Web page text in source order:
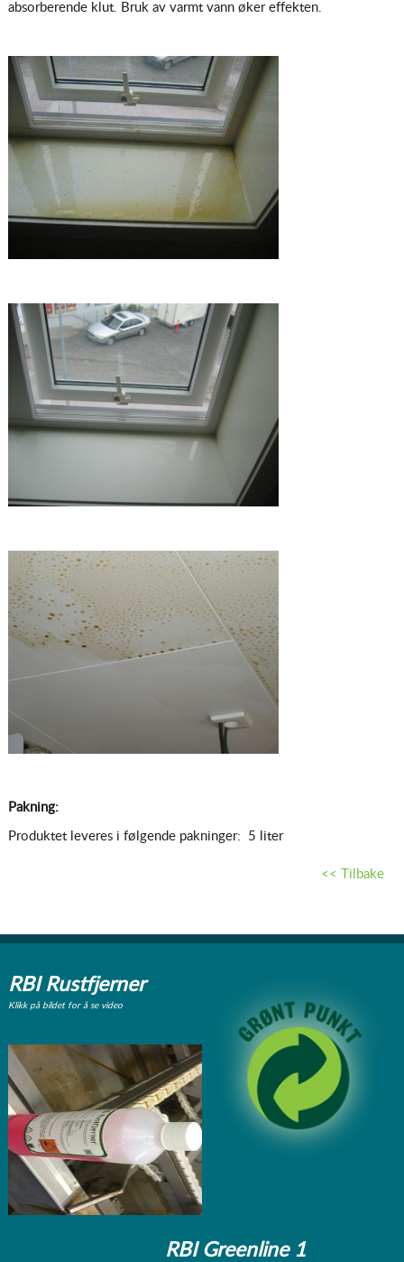
absorberende klut. Bruk av varmt vann øker effekten.
Pakning:
Produktet leveres i følgende pakninger: 5 liter
<< Tilbake
RBI Rustfjerner
Klikk på bildet for å se video
RBI Greenline 1